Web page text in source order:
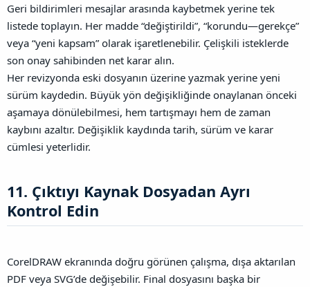
Geri bildirimleri mesajlar arasında kaybetmek yerine tek
listede toplayın. Her madde “değiştirildi”, “korundu—gerekçe”
veya “yeni kapsam” olarak işaretlenebilir. Çelişkili isteklerde
son onay sahibinden net karar alın.
Her revizyonda eski dosyanın üzerine yazmak yerine yeni
sürüm kaydedin. Büyük yön değişikliğinde onaylanan önceki
aşamaya dönülebilmesi, hem tartışmayı hem de zaman
kaybını azaltır. Değişiklik kaydında tarih, sürüm ve karar
cümlesi yeterlidir.
11. Çıktıyı Kaynak Dosyadan Ayrı
Kontrol Edin​
CorelDRAW ekranında doğru görünen çalışma, dışa aktarılan
PDF veya SVG’de değişebilir. Final dosyasını başka bir